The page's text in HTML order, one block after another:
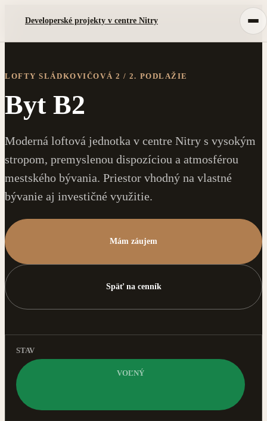
Developerské projekty v centre Nitry
LOFTY SLÁDKOVIČOVÁ 2 / 2. PODLAŽIE
Byt B2
Moderná loftová jednotka v centre Nitry s vysokým
stropom, premyslenou dispozíciou a atmosférou
mestského bývania. Priestor vhodný na vlastné
bývanie aj investičné využitie.
Mám záujem
Späť na cenník
STAV
VOĽNÝ